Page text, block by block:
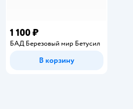
1 100 ₽
БАД Березовый мир Бетусил
В корзину